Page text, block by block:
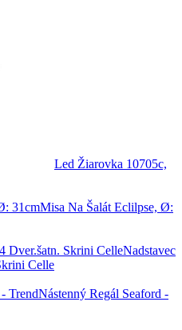
Led Žiarovka 10705c,
Misa Na Šalát Eclilpse, Ø:
Nadstavec
Celle
Nástenný Regál Seaford -